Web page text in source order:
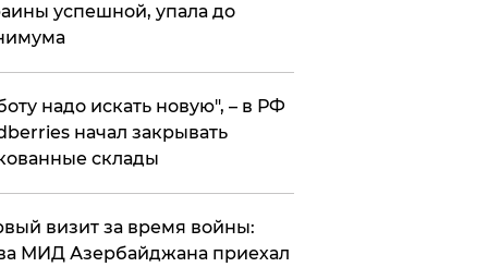
успешной, упала до
надо искать новую", – в РФ
начал закрывать
склады
визит за время войны:
МИД Азербайджана приехал